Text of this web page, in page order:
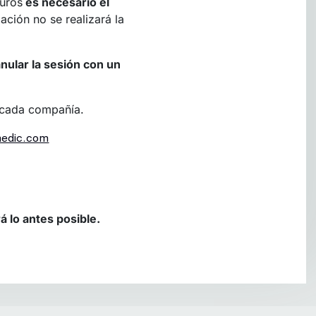
no se realizará la
la sesión con un
compañía.
lo antes posible.